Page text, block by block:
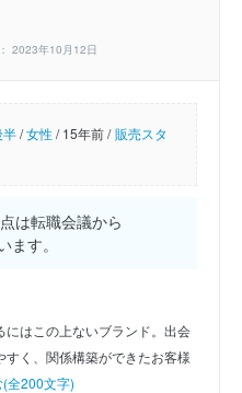
2023年10月12日
半/女性/15年前 / 販売スタ
は転職会議から
ます。
はこの上ないブランド。出会
く、関係構築ができたお客様
全200文字)